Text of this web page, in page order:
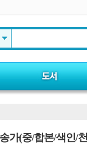
가(중/합본/색인/